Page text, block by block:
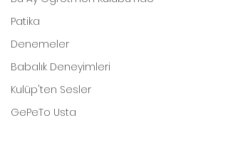
Patika
Denemeler
Babalık Deneyimleri
Kulüp'ten Sesler
GePeTo Usta